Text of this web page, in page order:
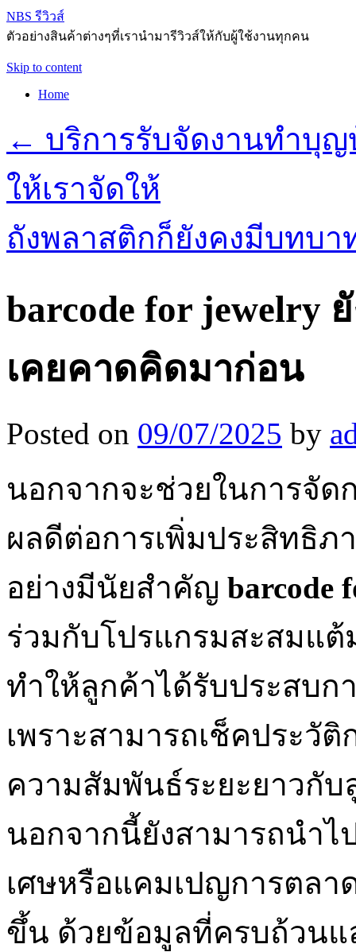
NBS รีวิวส์
ตัวอย่างสินค้าต่างๆที่เรานำมารีวิวส์ให้กับผู้ใช้งานทุกคน
Skip to content
Home
← บริการรับจัดงานทำบุญ
ให้เราจัดให้
ถังพลาสติกก็ยังคงมีบทบ
barcode for jewelry
เคยคาดคิดมาก่อน
Posted on 09/07/2025 by
นอกจากจะช่วยในการจัด
ผลดีต่อการเพิ่มประสิทธิ
อย่างมีนัยสำคัญ barcode
ร่วมกับโปรแกรมสะสมแ
ทำให้ลูกค้าได้รับประสบก
เพราะสามารถเช็คประวั
ความสัมพันธ์ระยะยาวกั
นอกจากนี้ยังสามารถนำไ
เศษหรือแคมเปญการตล
ขึ้น ด้วยข้อมูลที่ครบถ้วนแ